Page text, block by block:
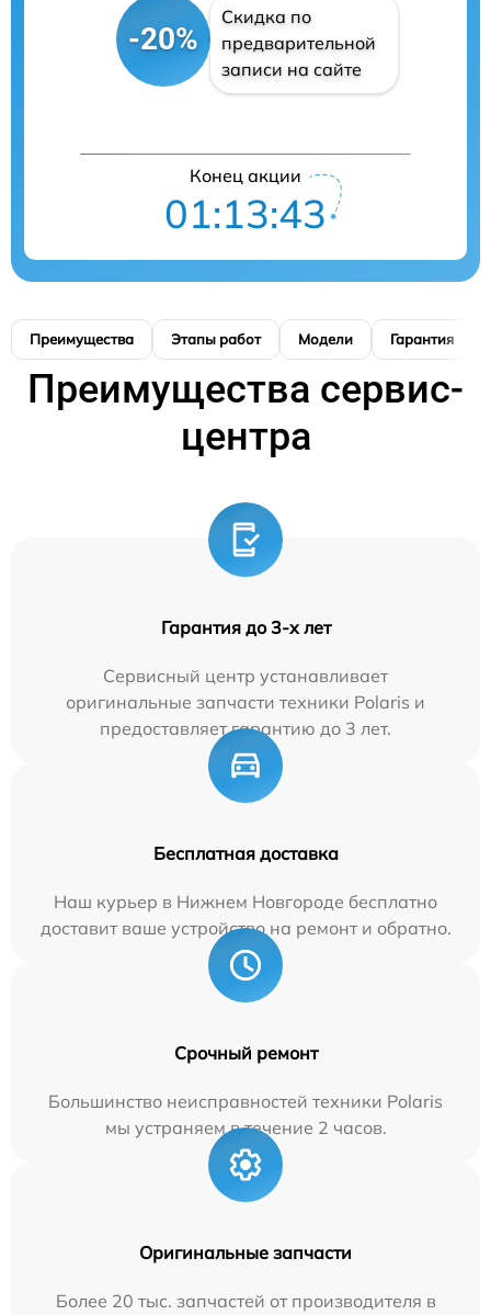
-20%
Скидка по
предварительной
записи на сайте
Конец акции
01:13:42
Преимущества Этапы работ Модели Гарантия
Преимущества сервис-
центра
Гарантия до 3-х лет
Сервисный центр устанавливает
оригинальные запчасти техники Polaris и
предоставляет гарантию до 3 лет.
Бесплатная доставка
Наш курьер в Нижнем Новгороде бесплатно
доставит ваше устройство на ремонт и обратно.
Срочный ремонт
Большинство неисправностей техники Polaris
мы устраняем в течение 2 часов.
Оригинальные запчасти
Более 20 тыс. запчастей от производителя в